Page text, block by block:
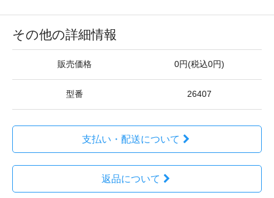
その他の詳細情報
販売価格 0円(税込0円)
型番 26407
支払い・配送について
返品について